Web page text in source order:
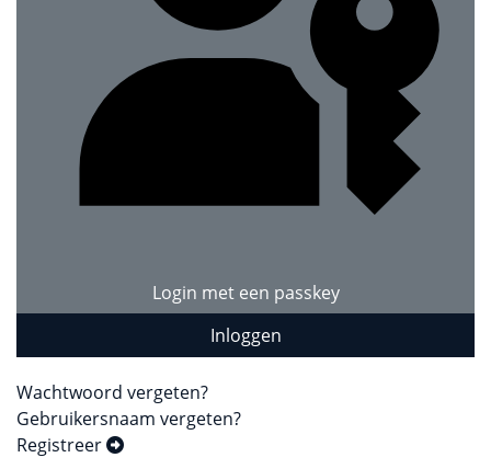
Login met een passkey
Inloggen
Wachtwoord vergeten?
Gebruikersnaam vergeten?
Registreer